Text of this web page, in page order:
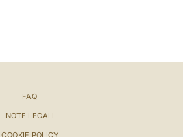
FAQ
NOTE LEGALI
COOKIE POLICY